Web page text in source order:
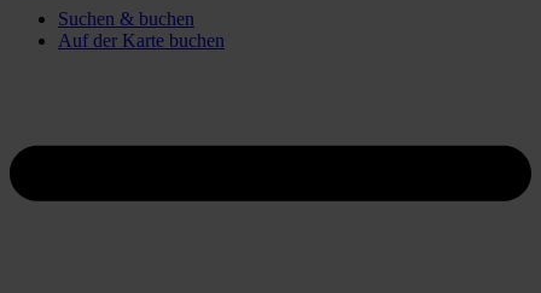
Suchen & buchen
Auf der Karte buchen